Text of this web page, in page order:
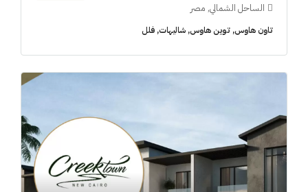
الساحل الشمالي, مصر
تاون هاوس, توين هاوس, شاليهات, فلل